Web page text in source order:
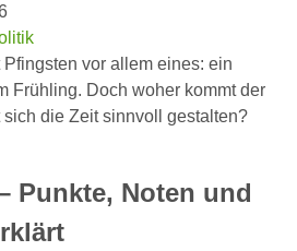
vor allem eines: ein
Frühling. Doch woher kommt der
die Zeit sinnvoll gestalten?
Punkte, Noten und